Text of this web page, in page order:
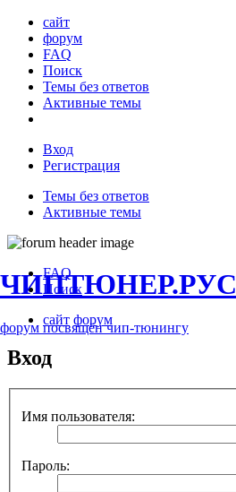
сайт
форум
FAQ
Поиск
Темы без ответов
Активные темы
Вход
Регистрация
Темы без ответов
Активные темы
ЧИПТЮНЕР.РУС
форум посвящён чип-тюнингу
FAQ
Поиск
сайт форум
Вход
Имя пользователя:
Пароль: